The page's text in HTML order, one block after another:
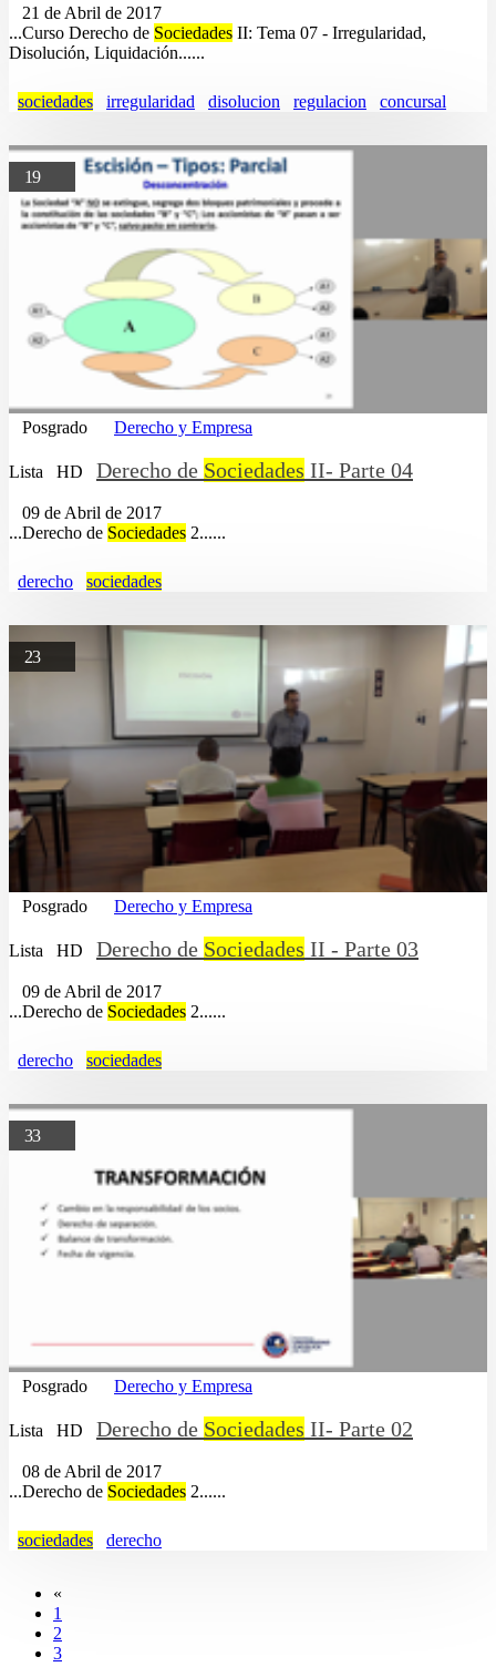
21 de Abril de 2017
...Curso Derecho de Sociedades II: Tema 07 - Irregularidad,
Disolución, Liquidación......
sociedades irregularidad disolucion regulacion concursal
19
Posgrado Derecho y Empresa
Lista HD Derecho de Sociedades II- Parte 04
09 de Abril de 2017
...Derecho de Sociedades 2......
derecho sociedades
23
Posgrado Derecho y Empresa
Lista HD Derecho de Sociedades II - Parte 03
09 de Abril de 2017
...Derecho de Sociedades 2......
derecho sociedades
33
Posgrado Derecho y Empresa
Lista HD Derecho de Sociedades II- Parte 02
08 de Abril de 2017
...Derecho de Sociedades 2......
sociedades derecho
«
1
2
3